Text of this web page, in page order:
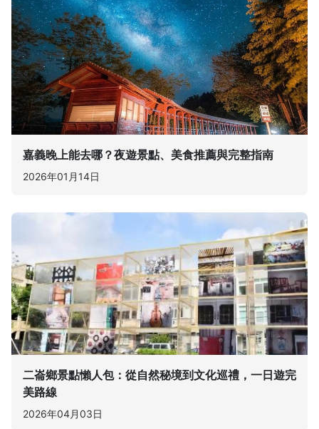
嘉義晚上能去哪？夜遊景點、美食推薦與完整指南
2026年01月14日
二崙鄉景點懶人包：從自然秘境到文化巡禮，一日遊完
美路線
2026年04月03日